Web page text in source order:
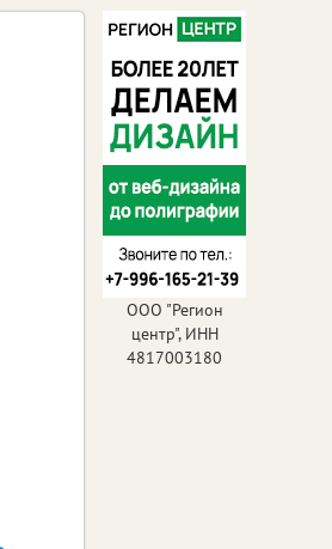
ООО "Регион
центр", ИНН
4817003180